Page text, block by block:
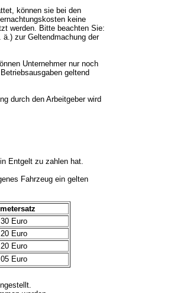
können sie bei den
keine
werden. Bitte beachten Sie:
ä.) zur Geltendmachung der
Unternehmer nur noch
geltend
durch den Arbeitgeber wird
Entgelt zu zahlen hat.
Fahrzeug ein gelten
Euro
Euro
Euro
Euro